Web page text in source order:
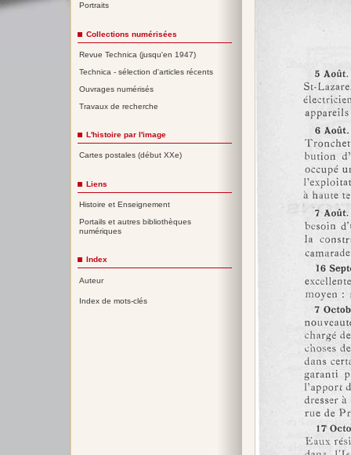
Portraits
Collections numérisées
Revue Technica (jusqu'en 1947)
Technica - sélection d'articles récents
Ouvrages numérisés
Travaux de recherche
L'histoire par l'image
Cartes postales (début XXe)
Liens
Histoire et Enseignement
Portails et autres bibliothèques
numériques
Index
Auteur
Index de mots-clés